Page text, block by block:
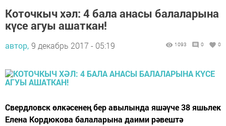
Коточкыч хәл: 4 бала анасы балаларына
күсе агуы ашаткан!
автор, 9 декабрь 2017 - 05:19 1093 0 0
Свердловск өлкәсенең бер авылында яшәүче 38 яшьлек
Елена Кордюкова балаларына даими рәвештә